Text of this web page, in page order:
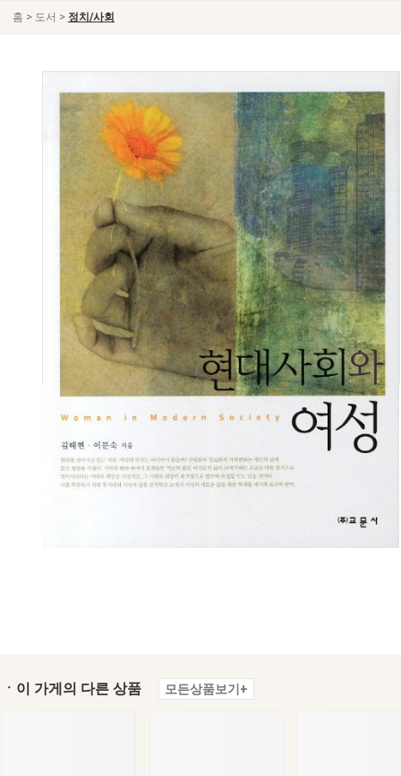
홈 > 도서 > 정치/사회
ㆍ이 가게의 다른 상품 모든상품보기+